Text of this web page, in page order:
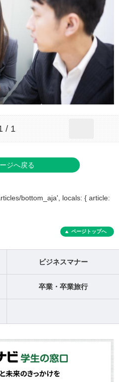
/ 1
ジへ戻る
bottom_aja', locals: { article:
ページトップへ
ビジネスマナー
卒業・卒業旅行